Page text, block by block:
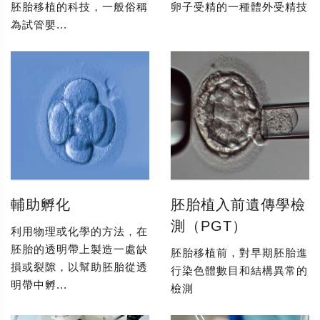
胚胎移植的科技，一般俗稱
為試管嬰...
卵子受精的一種體外受精技
輔助孵化
利用物理或化學的方法，在
胚胎的透明帶上製造一處缺
損或裂隙，以幫助胚胎從透
明帶中孵...
胚胎植入前遺傳學檢
測（PGT）
胚胎移植前，對早期胚胎進
行染色體數目和結構異常的
檢測